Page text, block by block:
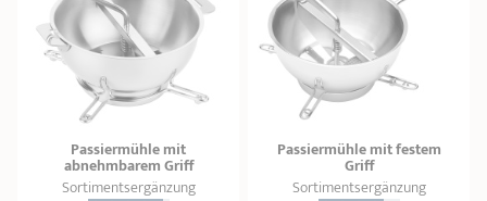
Passiermühle mit
abnehmbarem Griff
Sortimentsergänzung
Passiermühle mit festem
Griff
Sortimentsergänzung